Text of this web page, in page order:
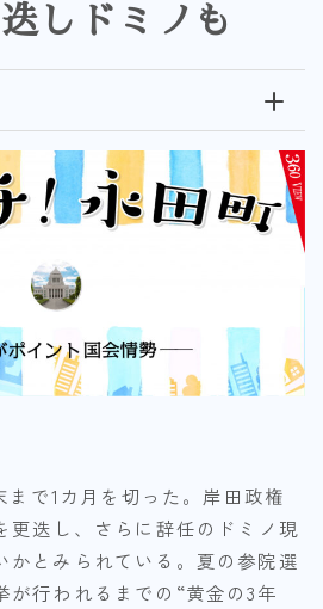
しドミノも
まで1カ月を切った。岸田政権
更迭し、さらに辞任のドミノ現
かとみられている。夏の参院選
が行われるまでの“黄金の3年